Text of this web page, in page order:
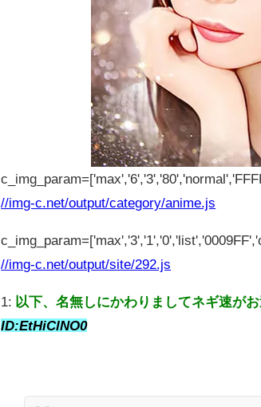
//img-c.net/output/category/anime.js
//img-c.net/output/site/292.js
1: 以下、名無しにかわりましてネギ速が
ID:EtHiClNO0